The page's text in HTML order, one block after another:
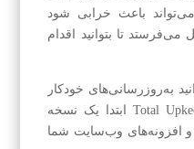
باعث خرابی شود
تا بتوانید اقدام
به‌روزرسانی‌های خودکار
را راه‌اندازی کنید که در آن Total Upkeep ابتدا یک نسخه
و افزونه‌های وب‌سایت شما